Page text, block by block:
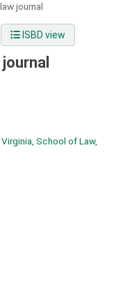
journal
ISBD view
School of Law,